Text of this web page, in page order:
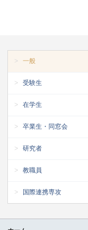
一般
受験生
在学生
卒業生・同窓会
研究者
教職員
国際連携専攻